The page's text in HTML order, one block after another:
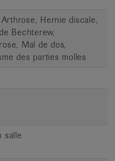
Hernie discale,
Bechterew,
Mal de dos,
des parties molles
salle